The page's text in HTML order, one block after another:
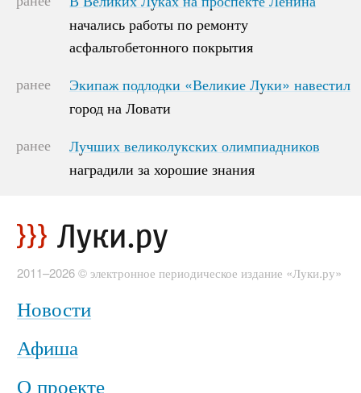
начались работы по ремонту
асфальтобетонного покрытия
начались работы по ремонту
асфальтобетонного покрытия
ранее
Экипаж подлодки «Великие Луки» навестил
город на Ловати
Экипаж подлодки «Великие Луки» навестил
город на Ловати
ранее
Лучших великолукских олимпиадников
наградили за хорошие знания
Лучших великолукских олимпиадников
наградили за хорошие знания
2011–2026 © электронное периодическое издание «Луки.ру»
Новости
Афиша
О проекте